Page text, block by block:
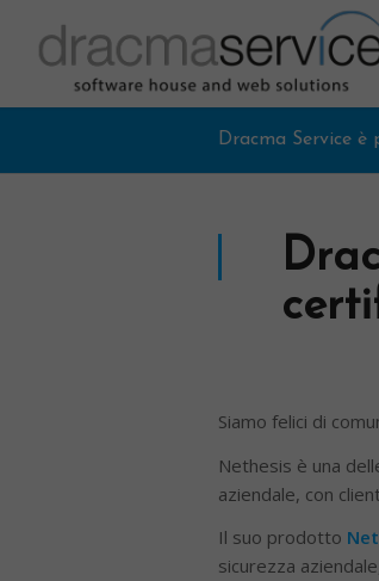
Dracma Service
Siamo felici di
Nethesis è una
aziendale, con
Il suo prodotto
sicurezza